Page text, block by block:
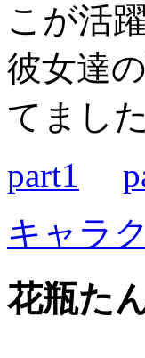
こが活
彼女達
てました
part1
キャラ
花瓶た